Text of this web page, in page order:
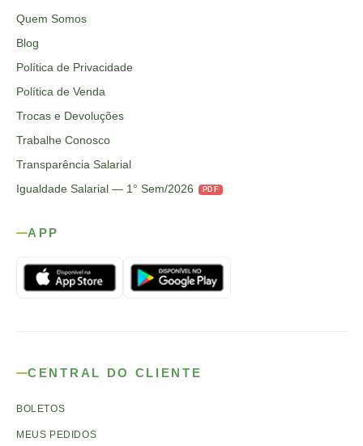
Quem Somos
Blog
Política de Privacidade
Política de Venda
Trocas e Devoluções
Trabalhe Conosco
Transparência Salarial
Igualdade Salarial — 1° Sem/2026
PDF
APP
CENTRAL DO CLIENTE
BOLETOS
MEUS PEDIDOS